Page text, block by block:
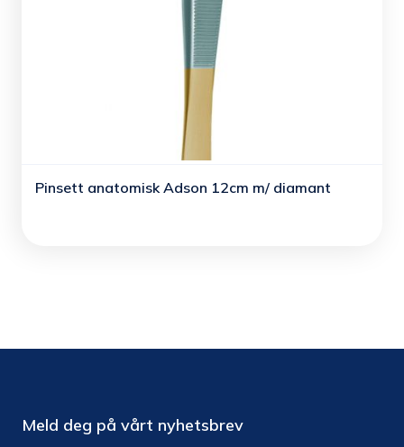
Pinsett anatomisk Adson 12cm m/ diamant
Meld deg på vårt nyhetsbrev